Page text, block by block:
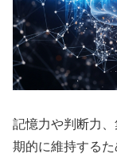
記憶力や判断力
期的に維持する